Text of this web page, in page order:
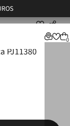
0
PJ11380